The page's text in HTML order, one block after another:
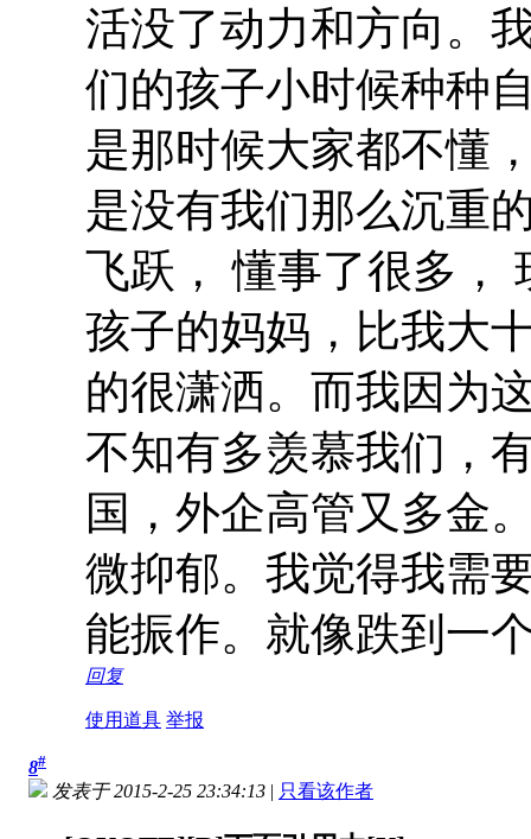
活没了动力和方向。
们的孩子小时候种种
是那时候大家都不懂
是没有我们那么沉重
飞跃， 懂事了很多，
孩子的妈妈，比我大
的很潇洒。而我因为
不知有多羡慕我们，
国，外企高管又多金
微抑郁。我觉得我需
能振作。就像跌到一
回复
使用道具 举报
8#
发表于 2015-2-25 23:34:13 | 只看该作者